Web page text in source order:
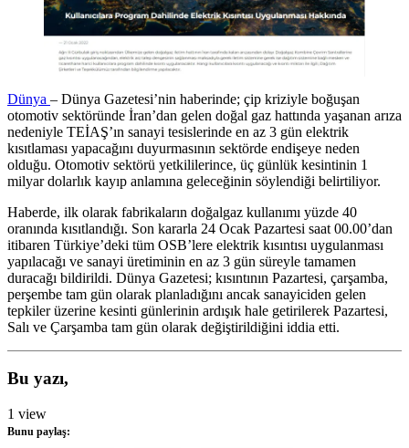
Dünya – Dünya Gazetesi’nin haberinde; çip kriziyle boğuşan
otomotiv sektöründe İran’dan gelen doğal gaz hattında yaşanan arıza
nedeniyle TEİAŞ’ın sanayi tesislerinde en az 3 gün elektrik
kısıtlaması yapacağını duyurmasının sektörde endişeye neden
olduğu. Otomotiv sektörü yetkililerince, üç günlük kesintinin 1
milyar dolarlık kayıp anlamına geleceğinin söylendiği belirtiliyor.
Haberde, ilk olarak fabrikaların doğalgaz kullanımı yüzde 40
oranında kısıtlandığı. Son kararla 24 Ocak Pazartesi saat 00.00’dan
itibaren Türkiye’deki tüm OSB’lere elektrik kısıntısı uygulanması
yapılacağı ve sanayi üretiminin en az 3 gün süreyle tamamen
duracağı bildirildi. Dünya Gazetesi; kısıntının Pazartesi, çarşamba,
perşembe tam gün olarak planladığını ancak sanayiciden gelen
tepkiler üzerine kesinti günlerinin ardışık hale getirilerek Pazartesi,
Salı ve Çarşamba tam gün olarak değiştirildiğini iddia etti.
Bu yazı,
1 view
Bunu paylaş: